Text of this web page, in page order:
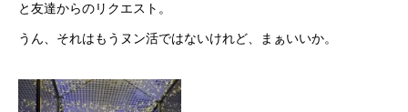
と友達からのリクエスト。
うん、それはもうヌン活ではないけれど、まぁいいか。